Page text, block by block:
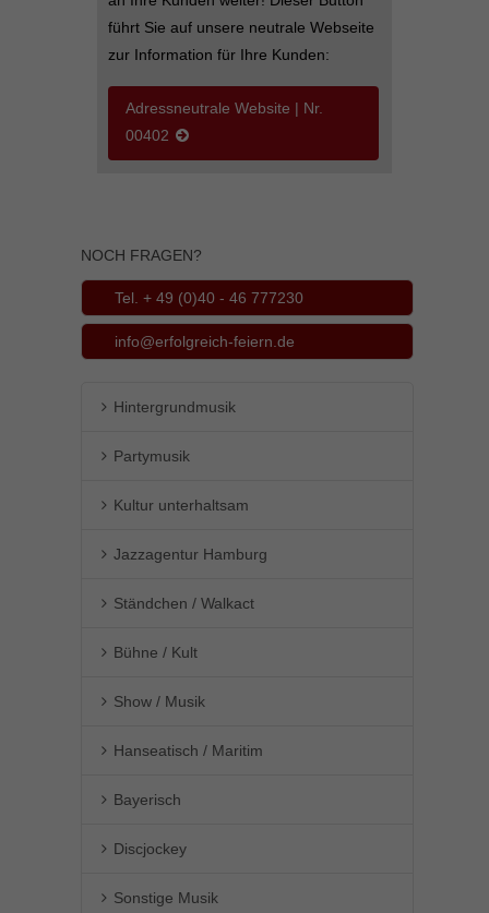
führt Sie auf unsere neutrale Webseite
zur Information für Ihre Kunden:
Adressneutrale Website | Nr.
00402
NOCH FRAGEN?
Tel. + 49 (0)40 - 46 777230
info@erfolgreich-feiern.de
Hintergrundmusik
Partymusik
Kultur unterhaltsam
Jazzagentur Hamburg
Ständchen / Walkact
Bühne / Kult
Show / Musik
Hanseatisch / Maritim
Bayerisch
Discjockey
Sonstige Musik